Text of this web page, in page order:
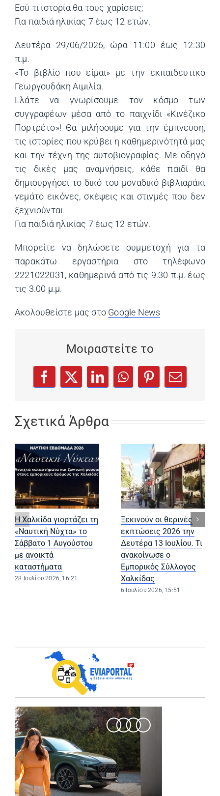
Εσύ τι ιστορία θα τους χαρίσεις;
Για παιδιά ηλικίας 7 έως 12 ετών.
Δευτέρα 29/06/2026, ώρα 11:00 έως 12:30
π.μ.
«Το βιβλίο που είμαι» με την εκπαιδευτικό
Γεωργουδάκη Αιμιλία.
Ελάτε να γνωρίσουμε τον κόσμο των
συγγραφέων μέσα από το παιχνίδι «Κινέζικο
Πορτρέτο»! Θα μιλήσουμε για την έμπνευση,
τις ιστορίες που κρύβει η καθημερινότητά μας
και την τέχνη της αυτοβιογραφίας. Με οδηγό
τις δικές μας αναμνήσεις, κάθε παιδί θα
δημιουργήσει το δικό του μοναδικό βιβλιαράκι
γεμάτο εικόνες, σκέψεις και στιγμές που δεν
ξεχνιούνται.
Για παιδιά ηλικίας 7 έως 12 ετών.
Μπορείτε να δηλώσετε συμμετοχή για τα
παρακάτω εργαστήρια στο τηλέφωνο
2221022031, καθημερινά από τις 9.30 π.μ. έως
τις 3.00 μ.μ.
Ακολουθείστε μας στο Google News
Μοιραστείτε το
Facebook
(opens in a new tab)
X
(opens in a new tab)
LinkedIn
(opens in a new tab)
WhatsApp
(opens in a new tab)
Pinterest
(opens in a
Email
Σχετικά Άρθρα
Η Χαλκίδα γιορτάζει τη
«Ναυτική Νύχτα» το
Σάββατο 1 Αυγούστου
με ανοικτά
καταστήματα
28 Ιουλίου 2026, 16:21
Ξεκινούν οι θερινές
εκπτώσεις 2026 την
Δευτέρα 13 Ιουλίου. Τι
ανακοίνωσε ο
Εμπορικός Σύλλογος
Χαλκίδας
6 Ιουλίου 2026, 15:51